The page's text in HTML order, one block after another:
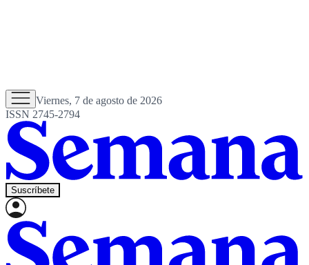
Viernes, 7 de agosto de 2026
ISSN 2745-2794
Suscríbete